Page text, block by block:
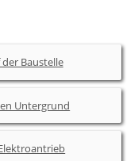
Baustelle
Untergrund